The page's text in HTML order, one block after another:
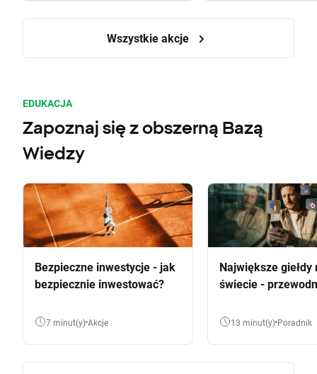
Wszystkie akcje
EDUKACJA
Zapoznaj się z obszerną Bazą
Wiedzy
Bezpieczne inwestycje - jak
bezpiecznie inwestować?
7 minut(y) Akcje
Największe giełdy
świecie -
13 minut(y) Poradnik